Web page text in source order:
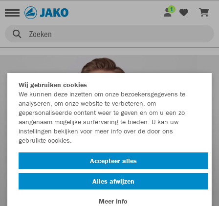
Zoeken
1
Wij gebruiken cookies
We kunnen deze inzetten om onze bezoekersgegevens te
analyseren, om onze website te verbeteren, om
gepersonaliseerde content weer te geven en om u een zo
aangenaam mogelijke surfervaring te bieden. U kan uw
instellingen bekijken voor meer info over de door ons
gebruikte cookies.
Accepteer alles
Alles afwijzen
Meer info